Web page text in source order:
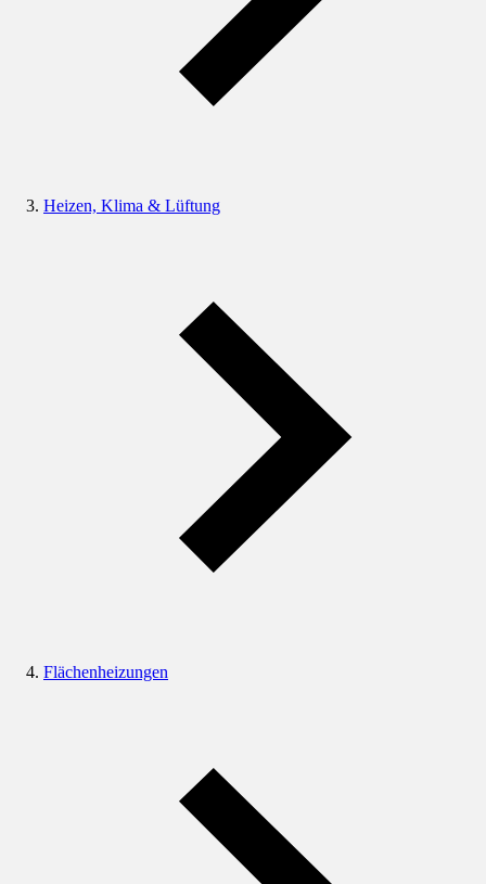
Heizen, Klima & Lüftung
Flächenheizungen